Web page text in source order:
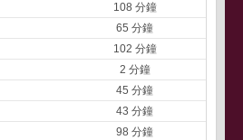
108 分鐘
65 分鐘
102 分鐘
2 分鐘
45 分鐘
43 分鐘
98 分鐘